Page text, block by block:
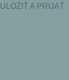
ULOŽIŤ A PRIJAŤ